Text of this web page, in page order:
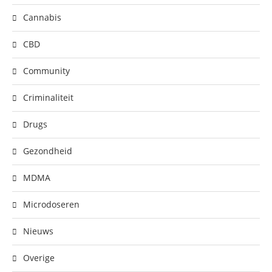
Cannabis
CBD
Community
Criminaliteit
Drugs
Gezondheid
MDMA
Microdoseren
Nieuws
Overige